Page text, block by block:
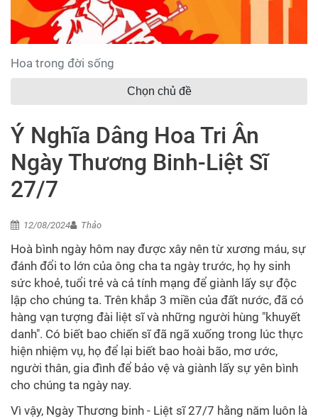
Hoa trong đời sống
Chọn chủ đề
Ý Nghĩa Dâng Hoa Tri Ân
Ngày Thương Binh-Liệt Sĩ
27/7
12/08/2024 Thảo
Hoà bình ngày hôm nay được xây nên từ xương máu, sự
đánh đổi to lớn của ông cha ta ngày trước, họ hy sinh
sức khoẻ, tuổi trẻ và cả tính mạng để giành lấy sự độc
lập cho chúng ta. Trên khắp 3 miền của đất nước, đã có
hàng vạn tượng đài liệt sĩ và những người hùng "khuyết
danh". Có biết bao chiến sĩ đã ngã xuống trong lúc thực
hiện nhiệm vụ, họ để lại biết bao hoài bão, mơ ước,
người thân, gia đình để bảo vệ và giành lấy sự yên bình
cho chúng ta ngày nay.
Vì vậy, Ngày Thương binh - Liệt sĩ 27/7 hằng năm luôn là